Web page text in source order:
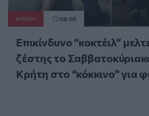
ΚΡΗΤΗ 08:05
Επικίνδυνο “κοκτέιλ”
ζέστης το
Κρήτη στο “κόκκινο” για